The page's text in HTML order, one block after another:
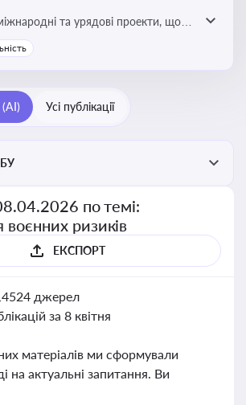
та урядові проекти, що
воєнні ризики для власників
кредиторів
Усі публікації
по темі:
воєнних ризиків
ЕКСПОРТ
джерел
за 8 квітня
матеріалів ми сформували
на актуальні запитання. Ви